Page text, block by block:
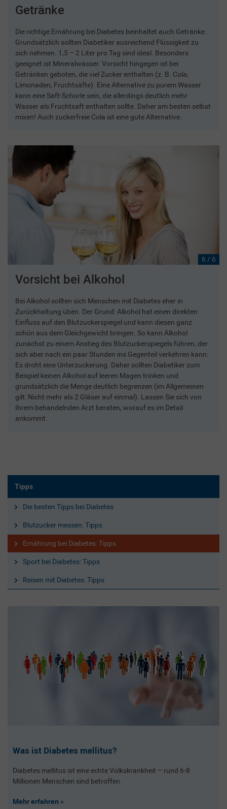
Getränke
Die richtige Ernährung bei Diabetes beinhaltet auch Getränke.
Grundsätzlich sollten Diabetiker ausreichend Flüssigkeit zu
sich nehmen. 1,5 – 2 Liter pro Tag sind ideal. Besonders
geeignet ist Mineralwasser. Vorsicht hingegen ist bei
Getränken geboten, die viel Zucker enthalten (z. B. Cola,
Limonaden, Fruchtsäfte). Eine Alternative zu purem Wasser
kann eine Saft-Schorle sein, die allerdings deutlich mehr
Wasser als Fruchtsaft enthalten sollte. Daher am besten selbst
mixen! Auch zuckerfreie Cola ist eine gute Alternative.
6 / 6
Vorsicht bei Alkohol
Bei Alkohol sollten sich Menschen mit Diabetes eher in
Zurückhaltung üben. Der Grund: Alkohol hat einen direkten
Einfluss auf den Blutzuckerspiegel und kann diesen ganz
schön aus dem Gleichgewicht bringen. So kann Alkohol
zunächst zu einem Anstieg des Blutzuckerspiegels führen, der
sich aber nach ein paar Stunden ins Gegenteil verkehren kann:
Es droht eine Unterzuckerung. Daher sollten Diabetiker zum
Beispiel keinen Alkohol auf leeren Magen trinken und
grundsätzlich die Menge deutlich begrenzen (im Allgemeinen
gilt: Nicht mehr als 2 Gläser auf einmal). Lassen Sie sich von
Ihrem behandelnden Arzt beraten, worauf es im Detail
ankommt.
Tipps
Die besten Tipps bei Diabetes
Blutzucker messen: Tipps
Ernährung bei Diabetes: Tipps
Sport bei Diabetes: Tipps
Reisen mit Diabetes: Tipps
Was ist Diabetes mellitus?
Diabetes mellitus ist eine echte Volkskrankheit – rund 6-8
Millionen Menschen sind betroffen.
Mehr erfahren